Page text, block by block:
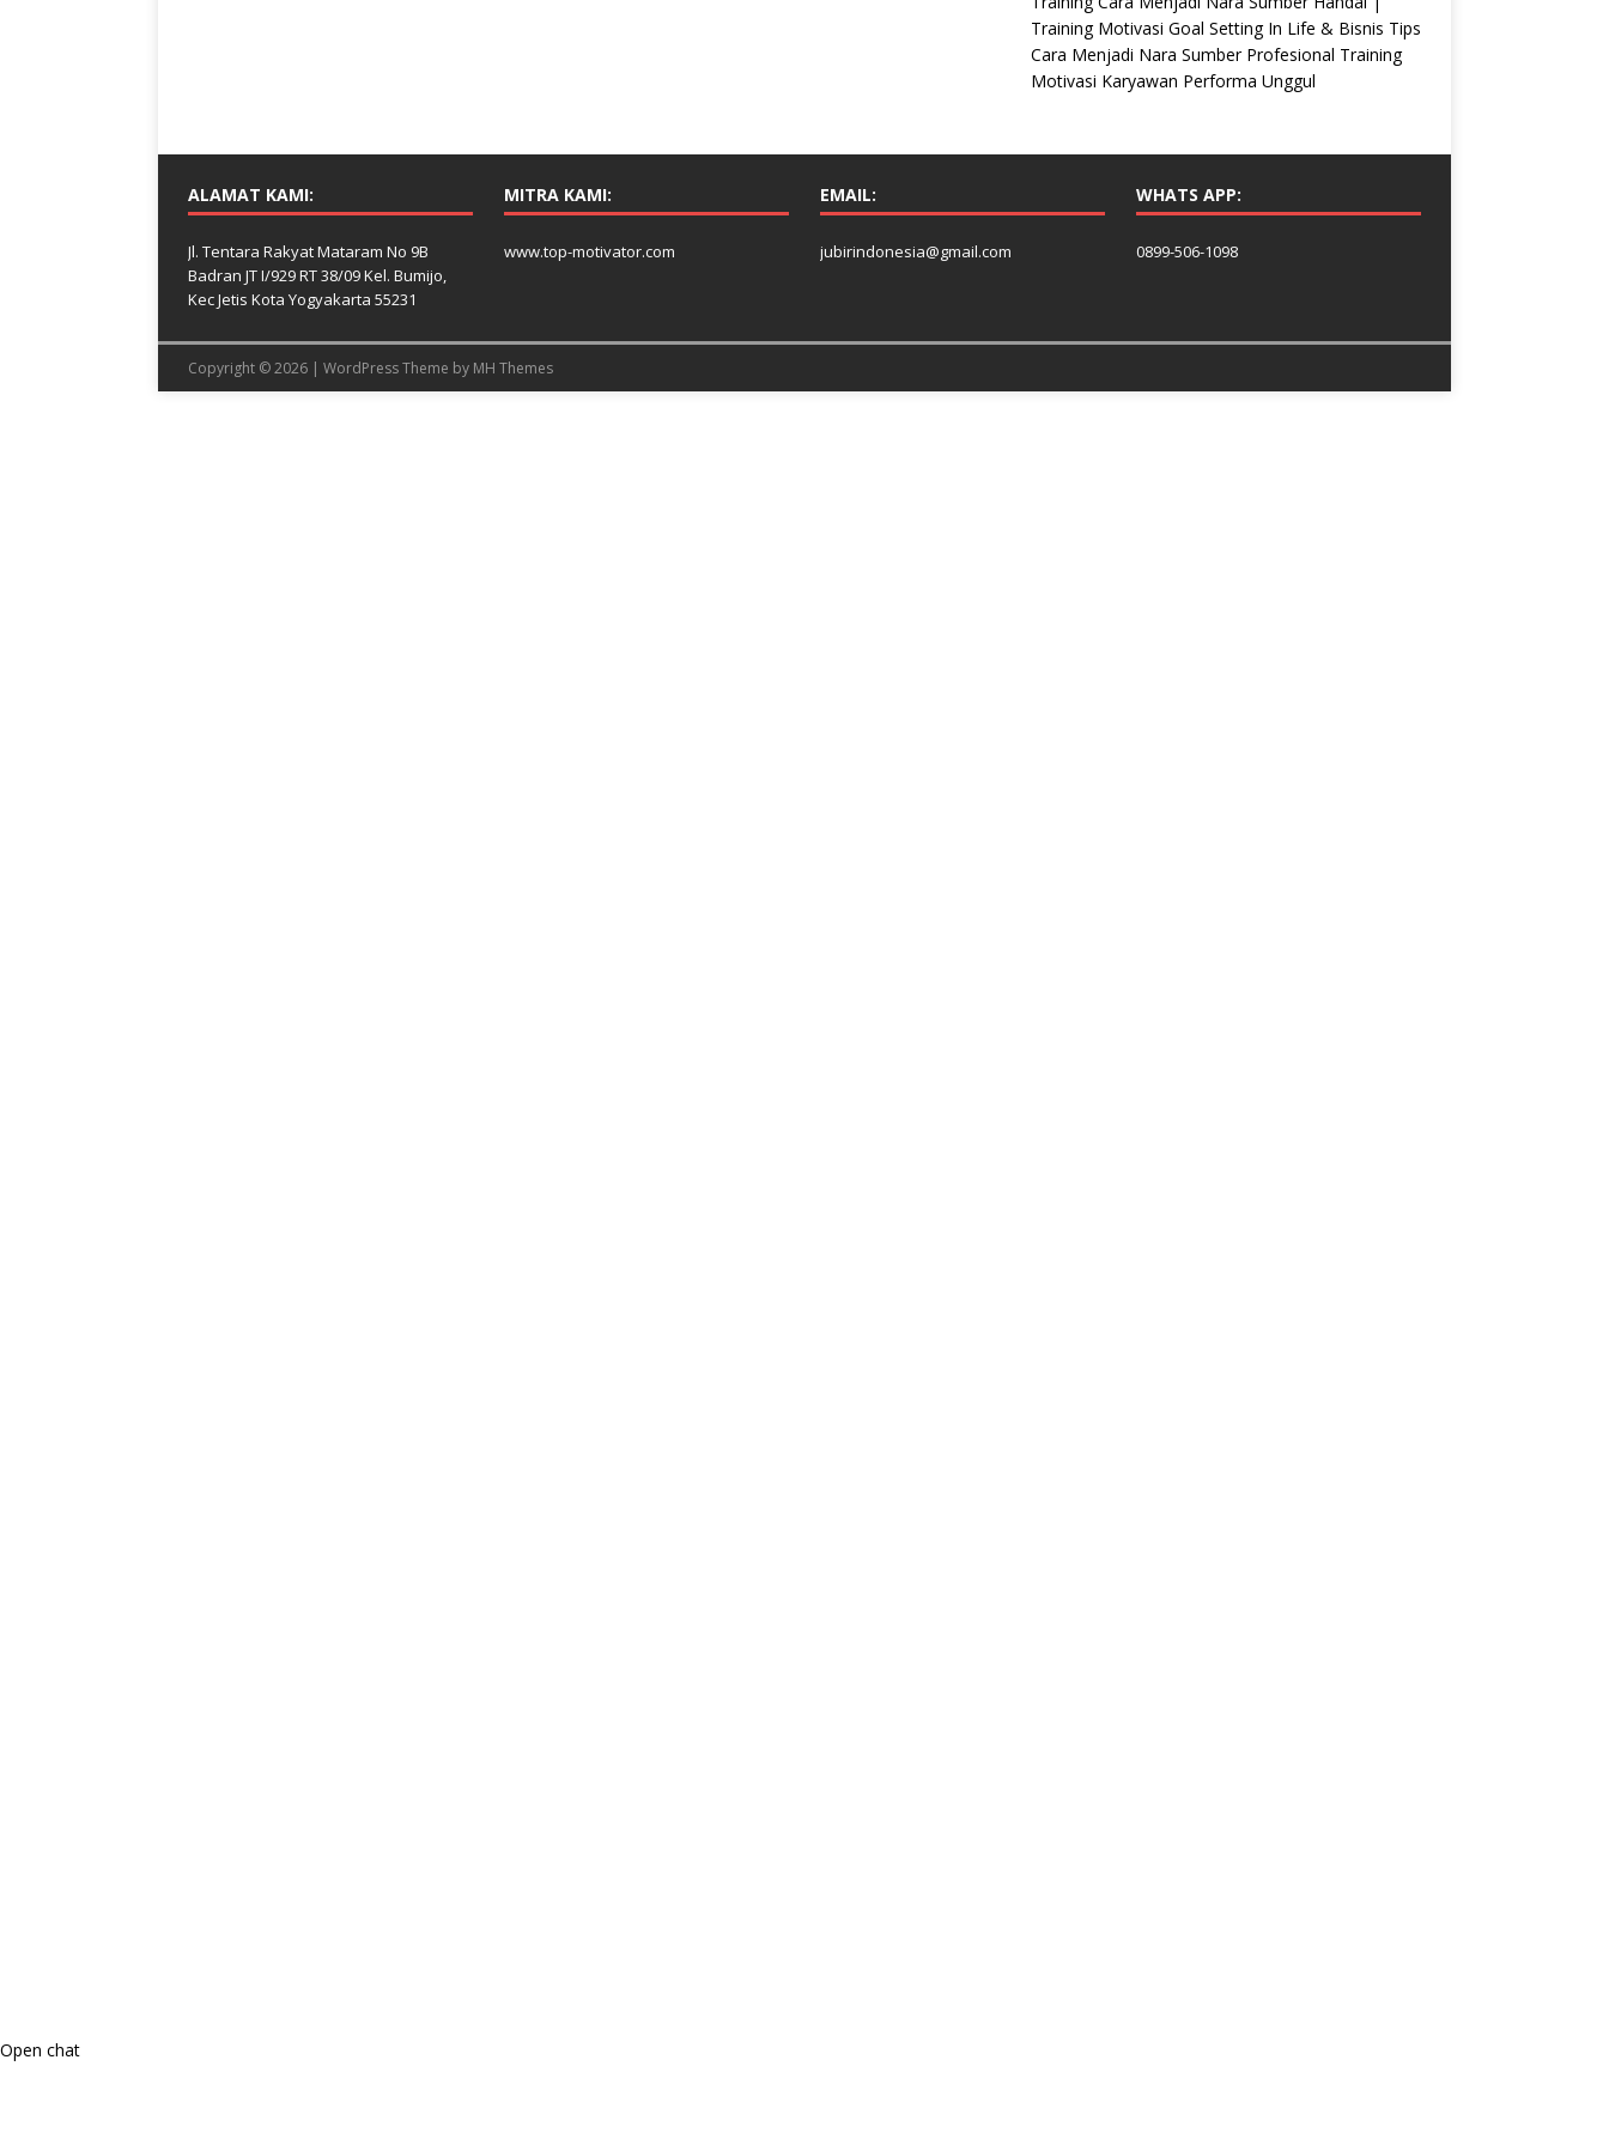
Training Motivasi Goal Setting In Life & Bisnis Tips
Cara Menjadi Nara Sumber Profesional Training
Motivasi Karyawan Performa Unggul
ALAMAT KAMI:
Jl. Tentara Rakyat Mataram No 9B
Badran JT I/929 RT 38/09 Kel. Bumijo,
Kec Jetis Kota Yogyakarta 55231
MITRA KAMI:
www.top-motivator.com
EMAIL:
jubirindonesia@gmail.com
WHATS APP:
0899-506-1098
Copyright © 2026 | WordPress Theme by MH Themes
Open chat